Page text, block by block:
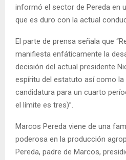
informó el sector de Pereda en
que es duro con la actual
El parte de prensa señala que
manifiesta enfáticamente la
decisión del actual presidente
espíritu del estatuto así como
candidatura para un cuarto
el límite es tres)”.
Marcos Pereda viene de una
poderosa en la producción
Pereda, padre de Marcos,